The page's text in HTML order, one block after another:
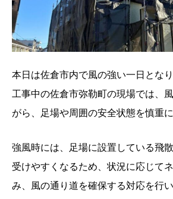
本日は佐倉市内で風の強い一日となり
工事中の佐倉市弥勒町の現場では、
がら、足場や周囲の安全状態を慎重
強風時には、足場に設置している飛
受けやすくなるため、状況に応じて
み、風の通り道を確保する対応を行